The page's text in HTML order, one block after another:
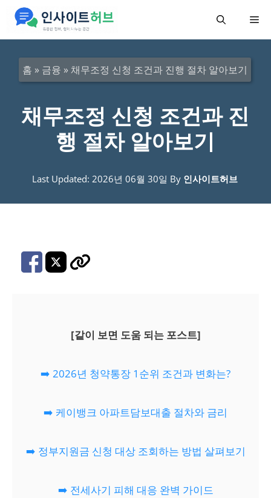
메
홈 » 금융 »채무조정 신청 조건과 진행 절차 알아보기
채무조정 신청 조건과 진
행 절차 알아보기
Last Updated: 2026년 06월 30일 By 인사이트허브
[같이 보면 도움 되는 포스트]
➡️ 2026년 청약통장 1순위 조건과 변화는?
➡️ 케이뱅크 아파트담보대출 절차와 금리
➡️ 정부지원금 신청 대상 조회하는 방법 살펴보기
➡️ 전세사기 피해 대응 완벽 가이드